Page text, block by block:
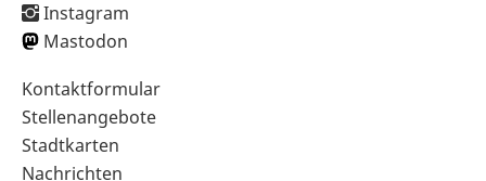
Instagram
Mastodon
Sekundärnavigation
im
Fußbereich
Kontaktformular
Stellenangebote
Stadtkarten
Nachrichten